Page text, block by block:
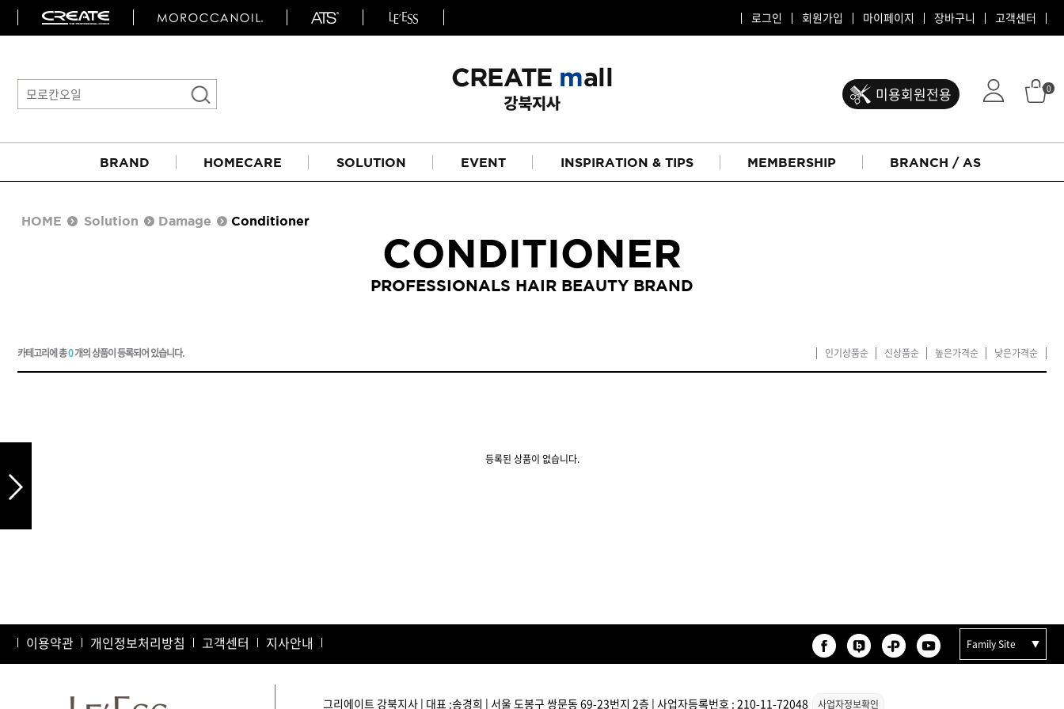
고객센터
장바구니
마이페이지
회원가입
로그인
미용회원전용 0
BRAND HOMECARE SOLUTION EVENT INSPIRATION & TIPS MEMBERSHIP BRANCH / AS
매직기
드라이기
볼륨 라인
스타일링 라인
리버시
카미시
HOME Solution Damage Conditioner
CONDITIONER
PROFESSIONALS HAIR BEAUTY BRAND
카테고리에 총0개의 상품이 등록되어 있습니다. 인기상품순 신상품순 높은가격순 낮은가격순
등록된 상품이 없습니다.
이용약관 개인정보처리방침 고객센터 지사안내 Family Site
그리에이트 강북지사 | 대표 :송경희 | 서울 도봉구 쌍문동 69-23번지 2층 | 사업자등록번호 : 210-11-72048 사업자정보확인